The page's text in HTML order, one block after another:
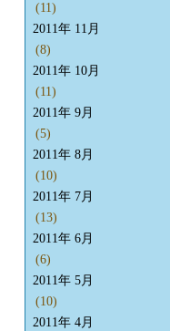
(11)
2011年 11月
(8)
2011年 10月
(11)
2011年 9月
(5)
2011年 8月
(10)
2011年 7月
(13)
2011年 6月
(6)
2011年 5月
(10)
2011年 4月